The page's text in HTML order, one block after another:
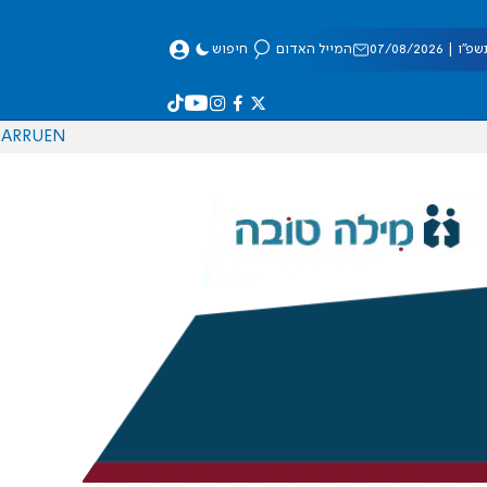
08/2026 המייל האדום חיפוש
EN
RU
AR